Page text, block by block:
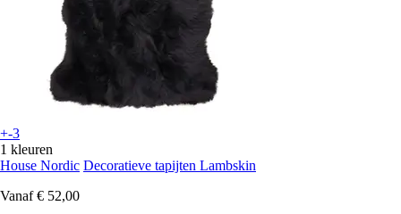
+-3
1 kleuren
House Nordic Decoratieve tapijten Lambskin
Vanaf € 52,00